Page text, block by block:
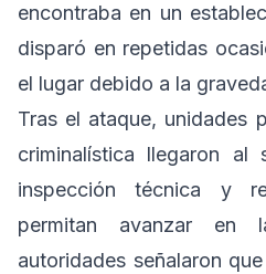
encontraba en un
disparó en repetidas
el lugar debido a la
Tras el ataque, unidades
criminalística llegaron al
inspección técnica y
permitan avanzar en
autoridades señalaron